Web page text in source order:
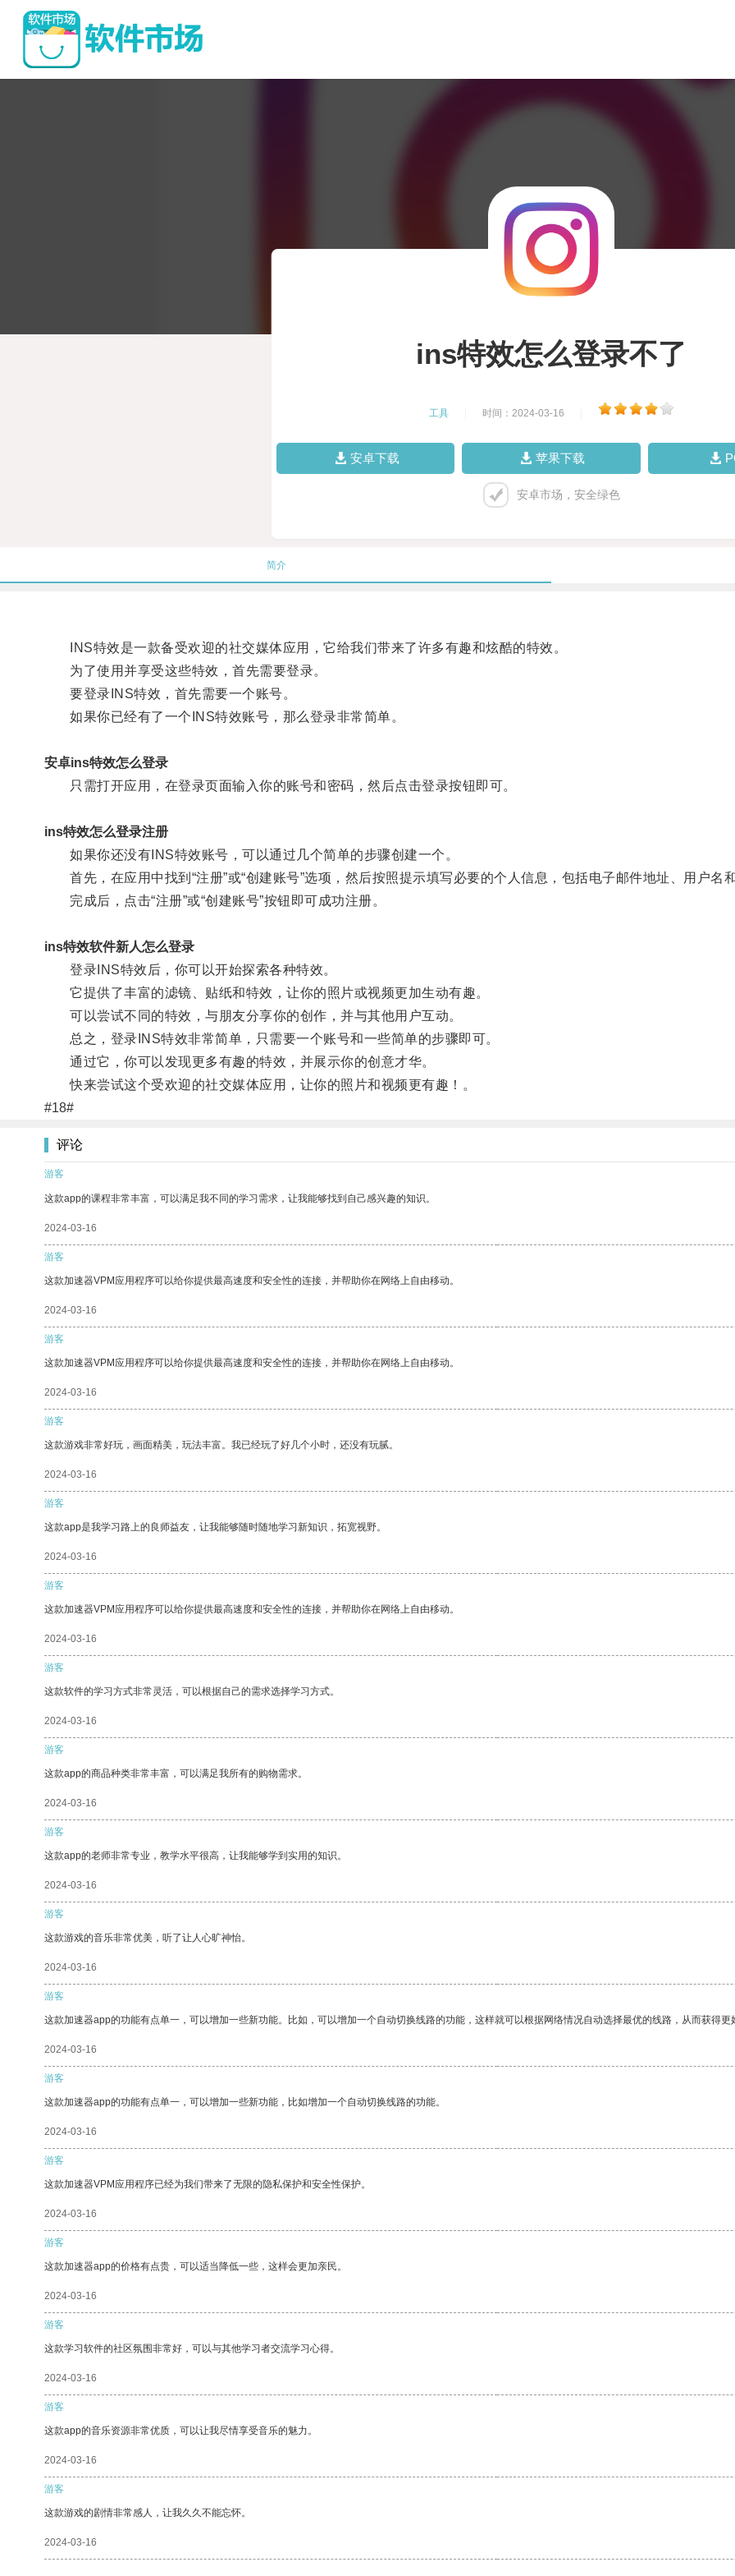
ins特效怎么登录不了
工具 时间：2024-03-16
安卓下载 苹果下载
安卓市场，安全绿色
简介
INS特效是一款备受欢迎的社交媒体应用，它给我们带来了许多有趣和炫酷的特效。
为了使用并享受这些特效，首先需要登录。
要登录INS特效，首先需要一个账号。
如果你已经有了一个INS特效账号，那么登录非常简单。
安卓ins特效怎么登录
只需打开应用，在登录页面输入你的账号和密码，然后点击登录按钮即可。
ins特效怎么登录注册
如果你还没有INS特效账号，可以通过几个简单的步骤创建一个。
首先，在应用中找到“注册”或“创建账号”选项，然后按照提示填写必要的个人信息，包括电子邮件地址、用户名
完成后，点击“注册”或“创建账号”按钮即可成功注册。
ins特效软件新人怎么登录
登录INS特效后，你可以开始探索各种特效。
它提供了丰富的滤镜、贴纸和特效，让你的照片或视频更加生动有趣。
可以尝试不同的特效，与朋友分享你的创作，并与其他用户互动。
总之，登录INS特效非常简单，只需要一个账号和一些简单的步骤即可。
通过它，你可以发现更多有趣的特效，并展示你的创意才华。
快来尝试这个受欢迎的社交媒体应用，让你的照片和视频更有趣！。
#18#
评论
游客
这款app的课程非常丰富，可以满足我不同的学习需求，让我能够找到自己感兴趣的知识。
2024-03-16
游客
这款加速器VPM应用程序可以给你提供最高速度和安全性的连接，并帮助你在网络上自由移动。
2024-03-16
游客
这款加速器VPM应用程序可以给你提供最高速度和安全性的连接，并帮助你在网络上自由移动。
2024-03-16
游客
这款游戏非常好玩，画面精美，玩法丰富。我已经玩了好几个小时，还没有玩腻。
2024-03-16
游客
这款app是我学习路上的良师益友，让我能够随时随地学习新知识，拓宽视野。
2024-03-16
游客
这款加速器VPM应用程序可以给你提供最高速度和安全性的连接，并帮助你在网络上自由移动。
2024-03-16
游客
这款软件的学习方式非常灵活，可以根据自己的需求选择学习方式。
2024-03-16
游客
这款app的商品种类非常丰富，可以满足我所有的购物需求。
2024-03-16
游客
这款app的老师非常专业，教学水平很高，让我能够学到实用的知识。
2024-03-16
游客
这款游戏的音乐非常优美，听了让人心旷神怡。
2024-03-16
游客
这款加速器app的功能有点单一，可以增加一些新功能。比如，可以增加一个自动切换线路的功能，这样就可以根据网络情况自动选择最优的线路，从而获得更
2024-03-16
游客
这款加速器app的功能有点单一，可以增加一些新功能，比如增加一个自动切换线路的功能。
2024-03-16
游客
这款加速器VPM应用程序已经为我们带来了无限的隐私保护和安全性保护。
2024-03-16
游客
这款加速器app的价格有点贵，可以适当降低一些，这样会更加亲民。
2024-03-16
游客
这款学习软件的社区氛围非常好，可以与其他学习者交流学习心得。
2024-03-16
游客
这款app的音乐资源非常优质，可以让我尽情享受音乐的魅力。
2024-03-16
游客
这款游戏的剧情非常感人，让我久久不能忘怀。
2024-03-16